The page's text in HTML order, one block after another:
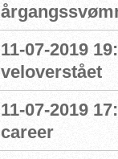
11-07-2019
veloverstået
11-07-2019
career